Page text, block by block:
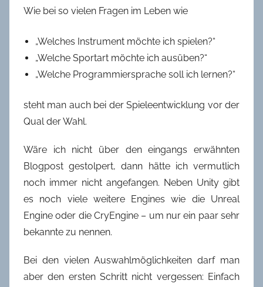
Wie bei so vielen Fragen im Leben wie
„Welches Instrument möchte ich spielen?“
„Welche Sportart möchte ich ausüben?“
„Welche Programmiersprache soll ich lernen?“
steht man auch bei der Spieleentwicklung vor der
Qual der Wahl.
Wäre ich nicht über den eingangs erwähnten
Blogpost gestolpert, dann hätte ich vermutlich
noch immer nicht angefangen. Neben Unity gibt
es noch viele weitere Engines wie die Unreal
Engine oder die CryEngine – um nur ein paar sehr
bekannte zu nennen.
Bei den vielen Auswahlmöglichkeiten darf man
aber den ersten Schritt nicht vergessen: Einfach